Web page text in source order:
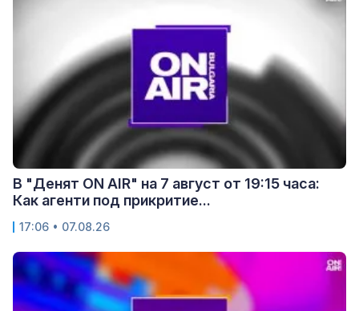
В "Денят ON AIR" на 7 август от 19:15 часа:
Как агенти под прикритие...
17:06 • 07.08.26